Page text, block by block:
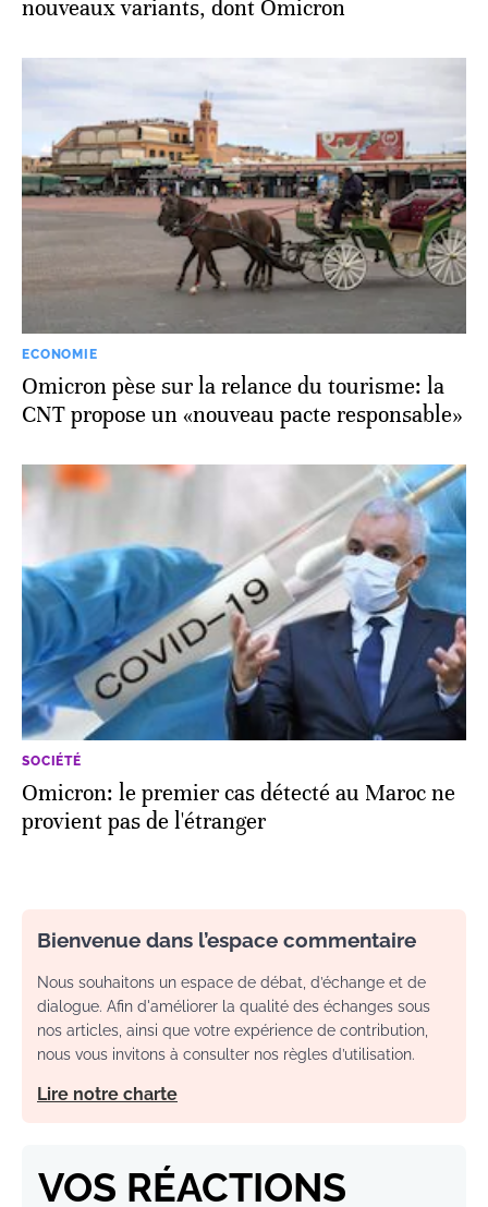
nouveaux variants, dont Omicron
ECONOMIE
Omicron pèse sur la relance du tourisme: la
CNT propose un «nouveau pacte responsable»
SOCIÉTÉ
Omicron: le premier cas détecté au Maroc ne
provient pas de l'étranger
Bienvenue dans l’espace commentaire
Nous souhaitons un espace de débat, d’échange et de
dialogue. Afin d'améliorer la qualité des échanges sous
nos articles, ainsi que votre expérience de contribution,
nous vous invitons à consulter nos règles d’utilisation.
Lire notre charte
VOS RÉACTIONS